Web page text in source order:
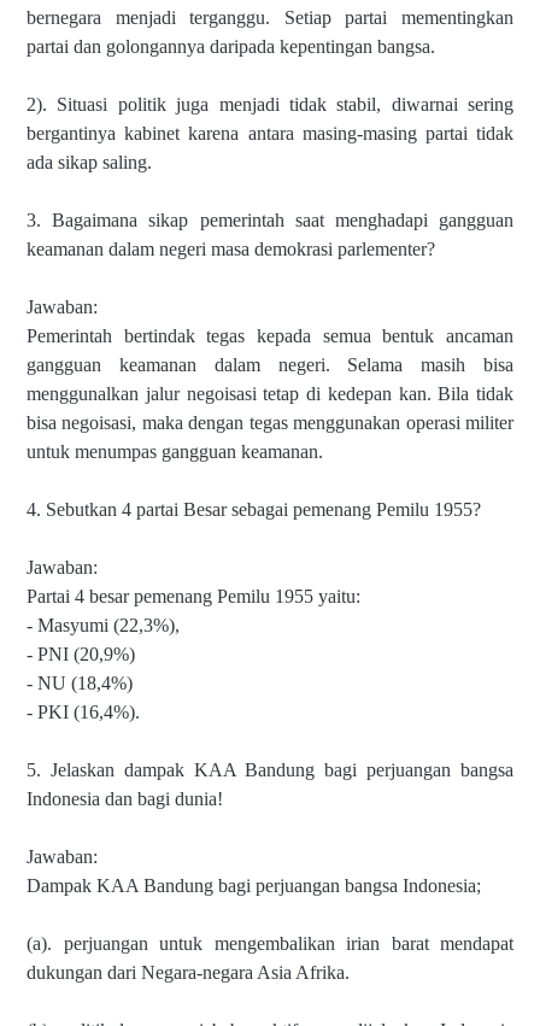
bernegara menjadi terganggu. Setiap partai mementingkan
partai dan golongannya daripada kepentingan bangsa.
2). Situasi politik juga menjadi tidak stabil, diwarnai sering
bergantinya kabinet karena antara masing-masing partai tidak
ada sikap saling.
3. Bagaimana sikap pemerintah saat menghadapi gangguan
keamanan dalam negeri masa demokrasi parlementer?
Jawaban:
Pemerintah bertindak tegas kepada semua bentuk ancaman
gangguan keamanan dalam negeri. Selama masih bisa
menggunalkan jalur negoisasi tetap di kedepan kan. Bila tidak
bisa negoisasi, maka dengan tegas menggunakan operasi militer
untuk menumpas gangguan keamanan.
4. Sebutkan 4 partai Besar sebagai pemenang Pemilu 1955?
Jawaban:
Partai 4 besar pemenang Pemilu 1955 yaitu:
- Masyumi (22,3%),
- PNI (20,9%)
- NU (18,4%)
- PKI (16,4%).
5. Jelaskan dampak KAA Bandung bagi perjuangan bangsa
Indonesia dan bagi dunia!
Jawaban:
Dampak KAA Bandung bagi perjuangan bangsa Indonesia;
(a). perjuangan untuk mengembalikan irian barat mendapat
dukungan dari Negara-negara Asia Afrika.